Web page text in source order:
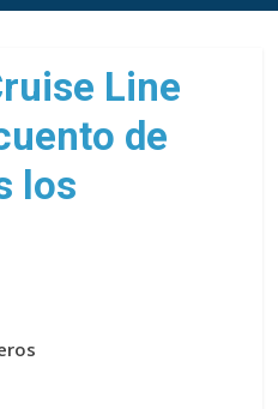
Line
de
los